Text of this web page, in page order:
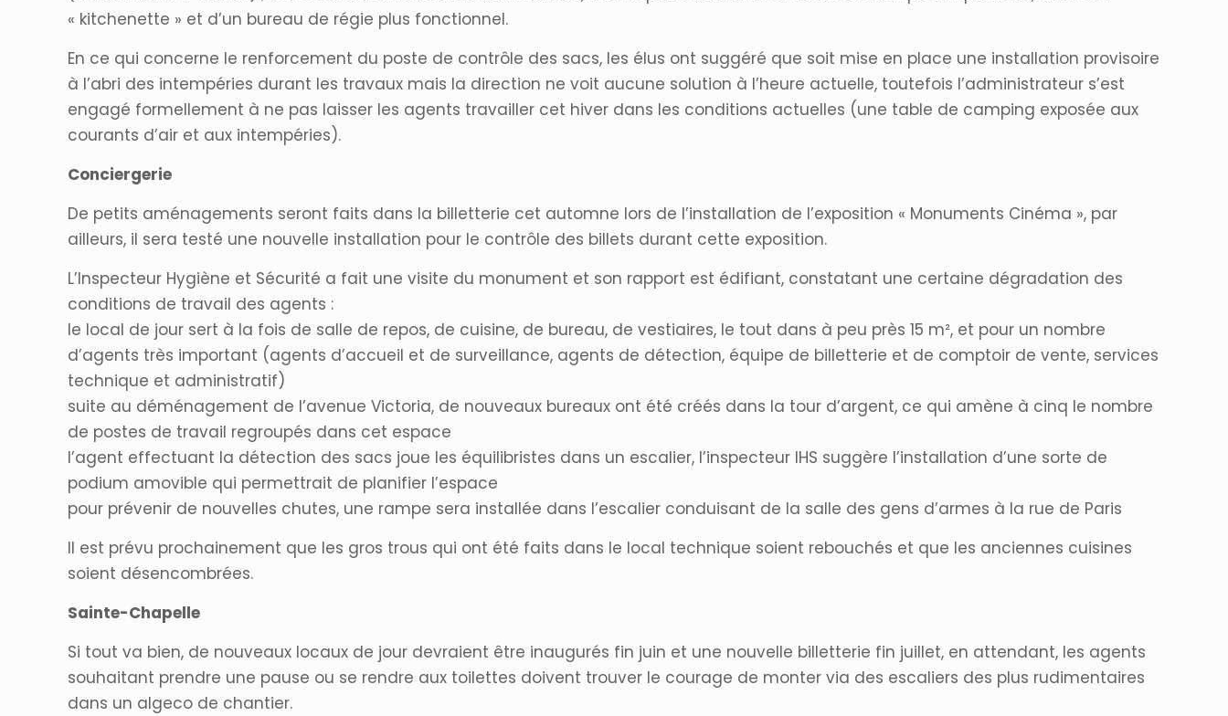
« kitchenette » et d’un bureau de régie plus fonctionnel.
En ce qui concerne le renforcement du poste de contrôle des sacs, les élus ont suggéré que soit mise en place une installation provisoire
à l’abri des intempéries durant les travaux mais la direction ne voit aucune solution à l’heure actuelle, toutefois l’administrateur s’est
engagé formellement à ne pas laisser les agents travailler cet hiver dans les conditions actuelles (une table de camping exposée aux
courants d’air et aux intempéries).
Conciergerie
De petits aménagements seront faits dans la billetterie cet automne lors de l’installation de l’exposition « Monuments Cinéma », par
ailleurs, il sera testé une nouvelle installation pour le contrôle des billets durant cette exposition.
L’Inspecteur Hygiène et Sécurité a fait une visite du monument et son rapport est édifiant, constatant une certaine dégradation des
conditions de travail des agents :
le local de jour sert à la fois de salle de repos, de cuisine, de bureau, de vestiaires, le tout dans à peu près 15 m², et pour un nombre
d’agents très important (agents d’accueil et de surveillance, agents de détection, équipe de billetterie et de comptoir de vente, services
technique et administratif)
suite au déménagement de l’avenue Victoria, de nouveaux bureaux ont été créés dans la tour d’argent, ce qui amène à cinq le nombre
de postes de travail regroupés dans cet espace
l’agent effectuant la détection des sacs joue les équilibristes dans un escalier, l’inspecteur IHS suggère l’installation d’une sorte de
podium amovible qui permettrait de planifier l’espace
pour prévenir de nouvelles chutes, une rampe sera installée dans l’escalier conduisant de la salle des gens d’armes à la rue de Paris
Il est prévu prochainement que les gros trous qui ont été faits dans le local technique soient rebouchés et que les anciennes cuisines
soient désencombrées.
Sainte-Chapelle
Si tout va bien, de nouveaux locaux de jour devraient être inaugurés fin juin et une nouvelle billetterie fin juillet, en attendant, les agents
souhaitant prendre une pause ou se rendre aux toilettes doivent trouver le courage de monter via des escaliers des plus rudimentaires
dans un algeco de chantier.